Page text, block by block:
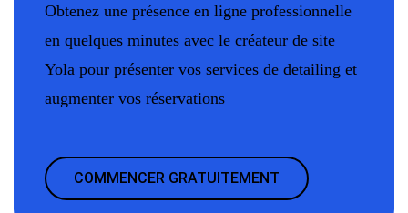
Obtenez une présence en ligne professionnelle
en quelques minutes avec le créateur de site
Yola pour présenter vos services de detailing et
augmenter vos réservations
COMMENCER GRATUITEMENT